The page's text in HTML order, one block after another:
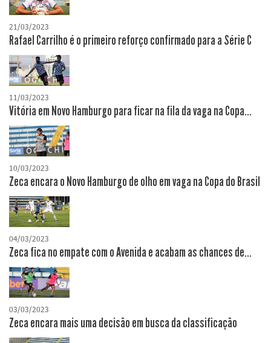
21/03/2023
Rafael Carrilho é o primeiro reforço confirmado para a Série C
11/03/2023
Vitória em Novo Hamburgo para ficar na fila da vaga na Copa...
10/03/2023
Zeca encara o Novo Hamburgo de olho em vaga na Copa do Brasil
04/03/2023
Zeca fica no empate com o Avenida e acabam as chances de...
03/03/2023
Zeca encara mais uma decisão em busca da classificação